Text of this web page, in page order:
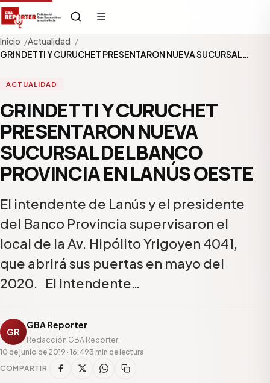
Inicio
Actualidad
GRINDETTI Y CURUCHET PRESENTARON NUEVA SUCURSAL…
ACTUALIDAD
GRINDETTI Y CURUCHET
PRESENTARON NUEVA
SUCURSAL DEL BANCO
PROVINCIA EN LANÚS OESTE
El intendente de Lanús y el presidente
del Banco Provincia supervisaron el
local de la Av. Hipólito Yrigoyen 4041,
que abrirá sus puertas en mayo del
2020. El intendente…
GR
GBA Reporter
Redacción GBA Reporter
10 de junio de 2019 · 16:493 min de lectura
COMPARTIR